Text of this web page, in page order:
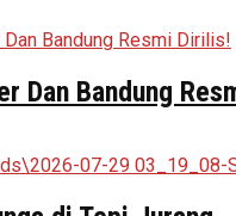
Dan Bandung